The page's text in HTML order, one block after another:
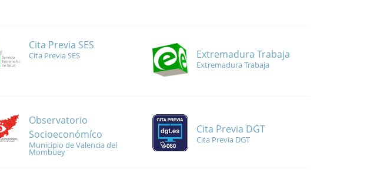
Cita Previa SES
Cita Previa SES Extremadura Trabaja
Extremadura Trabaja
Observatorio
Socioeconómíco
Municipio de Valencia del
Mombuey
Cita Previa DGT
Cita Previa DGT